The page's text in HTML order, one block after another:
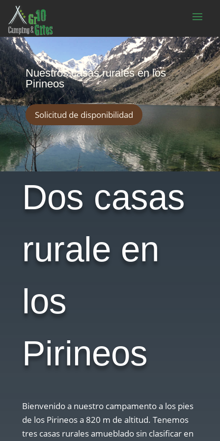
Nuestros casas rurales en los
Pirineos
Solicitud de disponibilidad
Dos casas
rurale en
los
Pirineos
Bienvenido a nuestro campamento a los pies
de los Pirineos a 820 m de altitud. Tenemos
tres casas rurales amueblado sin clasificar en